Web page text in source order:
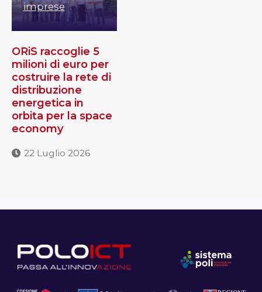
imprese
ORiS raccoglie 5
milioni di euro per
costruire la rete di
distribuzione
energetica in
orbita per la space
economy
22 Luglio 2026